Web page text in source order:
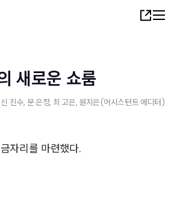
Share
새로운 쇼룸
신 진수, 문 은정, 최 고은, 원지은(어시스턴트 에디터)
자리를 마련했다.